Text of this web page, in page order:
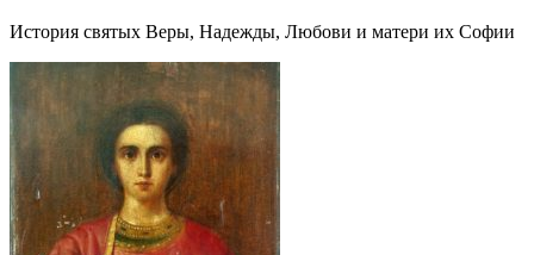
История святых Веры, Надежды, Любови и матери их Софии